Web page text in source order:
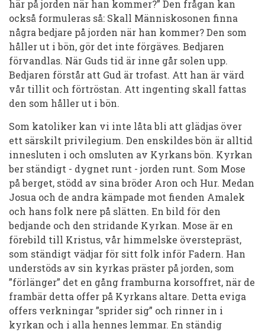
här på jorden när han kommer?” Den frågan kan
också formuleras så: Skall Människosonen finna
några bedjare på jorden när han kommer? Den som
håller ut i bön, gör det inte förgäves. Bedjaren
förvandlas. När Guds tid är inne går solen upp.
Bedjaren förstår att Gud är trofast. Att han är värd
vår tillit och förtröstan. Att ingenting skall fattas
den som håller ut i bön.
Som katoliker kan vi inte låta bli att glädjas över
ett särskilt privilegium. Den enskildes bön är alltid
innesluten i och omsluten av Kyrkans bön. Kyrkan
ber ständigt - dygnet runt - jorden runt. Som Mose
på berget, stödd av sina bröder Aron och Hur. Medan
Josua och de andra kämpade mot fienden Amalek
och hans folk nere på slätten. En bild för den
bedjande och den stridande Kyrkan. Mose är en
förebild till Kristus, vår himmelske överstepräst,
som ständigt vädjar för sitt folk inför Fadern. Han
understöds av sin kyrkas präster på jorden, som
”förlänger” det en gång framburna korsoffret, när de
frambär detta offer på Kyrkans altare. Detta eviga
offers verkningar ”sprider sig” och rinner in i
kyrkan och i alla hennes lemmar. En ständig